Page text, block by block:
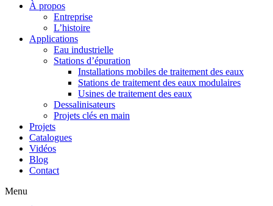
À propos
Entreprise
L’histoire
Applications
Eau industrielle
Stations d’épuration
Installations mobiles de traitement des eaux
Stations de traitement des eaux modulaires
Usines de traitement des eaux
Dessalinisateurs
Projets clés en main
Projets
Catalogues
Vidéos
Blog
Contact
Menu